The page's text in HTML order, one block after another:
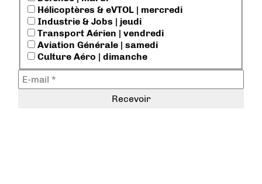
Hélicoptères & eVTOL | mercredi
Industrie & Jobs | jeudi
Transport Aérien | vendredi
Aviation Générale | samedi
Culture Aéro | dimanche